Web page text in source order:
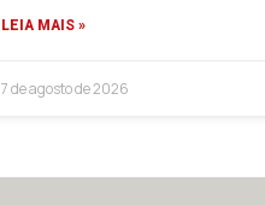
LEIA MAIS »
7 de agosto de 2026